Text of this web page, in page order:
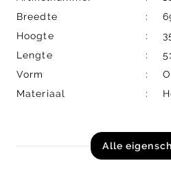
Breedte
Hoogte
Lengte
Vorm
Materiaal
Alle